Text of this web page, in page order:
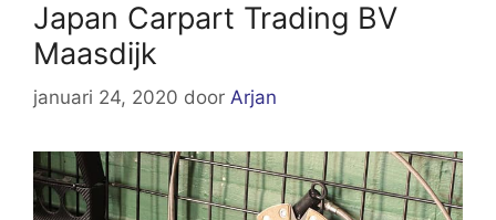
Japan Carpart Trading BV
Maasdijk
januari 24, 2020 door Arjan